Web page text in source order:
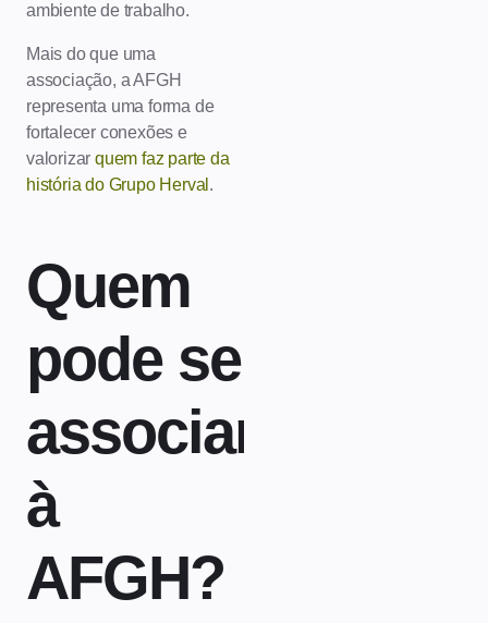
ambiente de trabalho.
Mais do que uma
associação, a AFGH
representa uma forma de
fortalecer conexões e
valorizar quem faz parte da
história do Grupo Herval .
Quem
pode se
associar
à
AFGH?